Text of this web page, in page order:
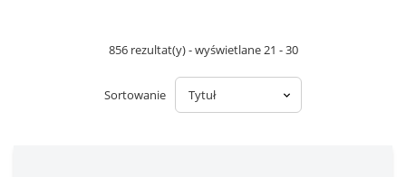
856 rezultat(y) - wyświetlane 21 - 30
Sortowanie